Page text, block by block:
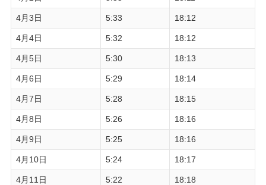
4月3日 5:33 18:12
4月4日 5:32 18:12
4月5日 5:30 18:13
4月6日 5:29 18:14
4月7日 5:28 18:15
4月8日 5:26 18:16
4月9日 5:25 18:16
4月10日 5:24 18:17
4月11日 5:22 18:18